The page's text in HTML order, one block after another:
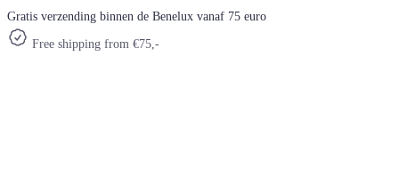
Gratis verzending binnen de Benelux vanaf 75 euro
Free shipping from €75,-